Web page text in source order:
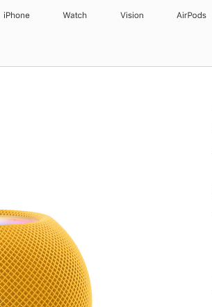
iPhone Watch Vision AirPods